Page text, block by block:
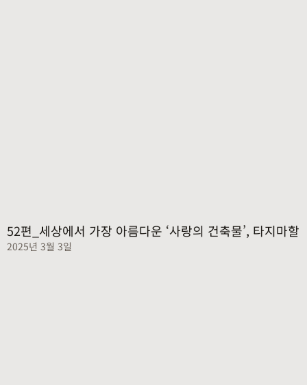
52편_세상에서 가장 아름다운 ‘사랑의 건축물’, 타지마할
2025년 3월 3일